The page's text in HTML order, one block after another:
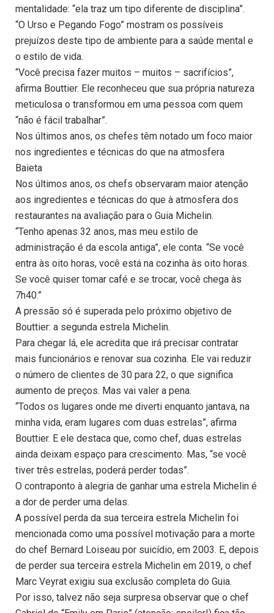
mentalidade: “ela traz um tipo diferente de disciplina”.
“O Urso e Pegando Fogo” mostram os possíveis
prejuízos deste tipo de ambiente para a saúde mental e
o estilo de vida.
“Você precisa fazer muitos – muitos – sacrifícios”,
afirma Bouttier. Ele reconheceu que sua própria natureza
meticulosa o transformou em uma pessoa com quem
“não é fácil trabalhar”.
Nos últimos anos, os chefes têm notado um foco maior
nos ingredientes e técnicas do que na atmosfera
Baieta
Nos últimos anos, os chefs observaram maior atenção
aos ingredientes e técnicas do que à atmosfera dos
restaurantes na avaliação para o Guia Michelin.
“Tenho apenas 32 anos, mas meu estilo de
administração é da escola antiga”, ele conta. “Se você
entra às oito horas, você está na cozinha às oito horas.
Se você quiser tomar café e se trocar, você chega às
7h40.”
A pressão só é superada pelo próximo objetivo de
Bouttier: a segunda estrela Michelin.
Para chegar lá, ele acredita que irá precisar contratar
mais funcionários e renovar sua cozinha. Ele vai reduzir
o número de clientes de 30 para 22, o que significa
aumento de preços. Mas vai valer a pena.
“Todos os lugares onde me diverti enquanto jantava, na
minha vida, eram lugares com duas estrelas”, afirma
Bouttier. E ele destaca que, como chef, duas estrelas
ainda deixam espaço para crescimento. Mas, “se você
tiver três estrelas, poderá perder todas”.
O contraponto à alegria de ganhar uma estrela Michelin é
a dor de perder uma delas.
A possível perda da sua terceira estrela Michelin foi
mencionada como uma possível motivação para a morte
do chef Bernard Loiseau por suicídio, em 2003. E, depois
de perder sua terceira estrela Michelin em 2019, o chef
Marc Veyrat exigiu sua exclusão completa do Guia.
Por isso, talvez não seja surpresa observar que o chef